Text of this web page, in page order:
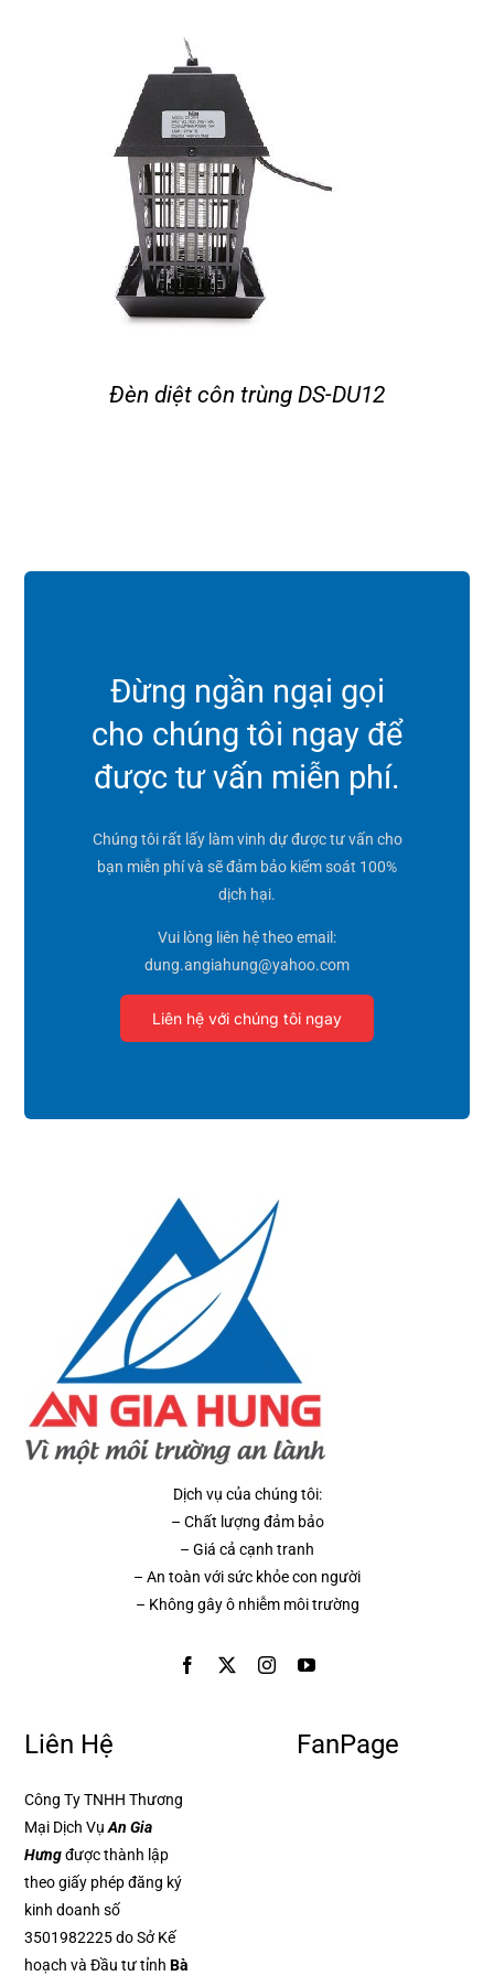
Đèn diệt côn trùng DS-DU12
Đừng ngần ngại gọi
cho chúng tôi ngay để
được tư vấn miễn phí.
Chúng tôi rất lấy làm vinh dự được tư vấn cho
bạn miễn phí và sẽ đảm bảo kiểm soát 100%
dịch hại.
Vui lòng liên hệ theo email:
dung.angiahung@yahoo.com
Liên hệ với chúng tôi ngay
Dịch vụ của chúng tôi:
– Chất lượng đảm bảo
– Giá cả cạnh tranh
– An toàn với sức khỏe con người
– Không gây ô nhiễm môi trường
Liên Hệ
Công Ty TNHH Thương
Mại Dịch Vụ An Gia
Hưngđược thành lập
theo giấy phép đăng ký
kinh doanh số
3501982225 do Sở Kế
hoạch và Đầu tư tỉnhBà
FanPage